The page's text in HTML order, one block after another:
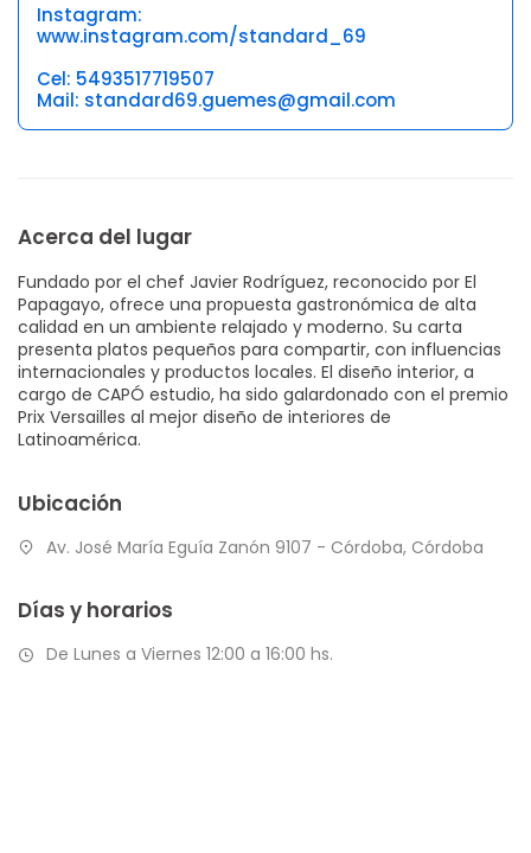
Instagram:
www.instagram.com/standard_69
Cel: 5493517719507
Mail: standard69.guemes@gmail.com
Acerca del lugar
Fundado por el chef Javier Rodríguez, reconocido por El
Papagayo, ofrece una propuesta gastronómica de alta
calidad en un ambiente relajado y moderno. Su carta
presenta platos pequeños para compartir, con influencias
internacionales y productos locales. El diseño interior, a
cargo de CAPÓ estudio, ha sido galardonado con el premio
Prix Versailles al mejor diseño de interiores de
Latinoamérica.
Ubicación
Av. José María Eguía Zanón 9107 - Córdoba, Córdoba
Días y horarios
De Lunes a Viernes 12:00 a 16:00 hs.